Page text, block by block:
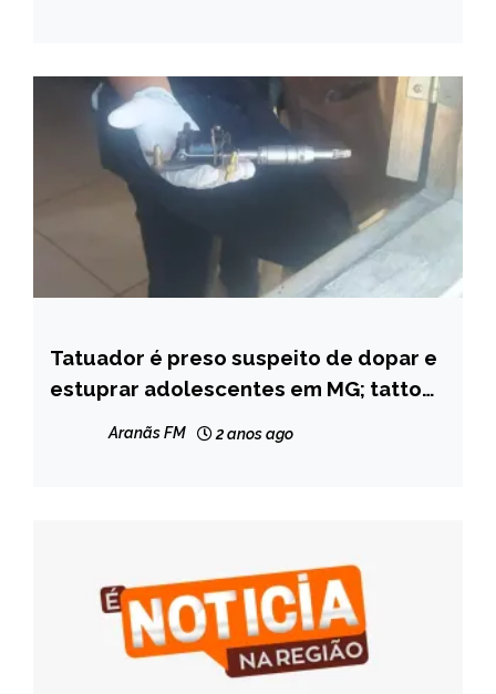
MINAS
GERAIS
NOTÍCIAS
Tatuador é preso suspeito de dopar e
estuprar adolescentes em MG; tattoos
Aranãs FM 2 anos ago